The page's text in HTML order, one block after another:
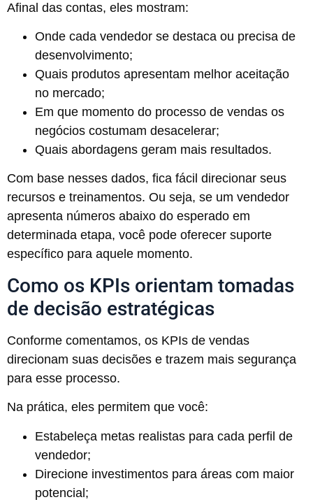
Afinal das contas, eles mostram:
Onde cada vendedor se destaca ou precisa de
desenvolvimento;
Quais produtos apresentam melhor aceitação
no mercado;
Em que momento do processo de vendas os
negócios costumam desacelerar;
Quais abordagens geram mais resultados.
Com base nesses dados, fica fácil direcionar seus
recursos e treinamentos. Ou seja, se um vendedor
apresenta números abaixo do esperado em
determinada etapa, você pode oferecer suporte
específico para aquele momento.
Como os KPIs orientam tomadas
de decisão estratégicas
Conforme comentamos, os KPIs de vendas
direcionam suas decisões e trazem mais segurança
para esse processo.
Na prática, eles permitem que você:
Estabeleça metas realistas para cada perfil de
vendedor;
Direcione investimentos para áreas com maior
potencial;